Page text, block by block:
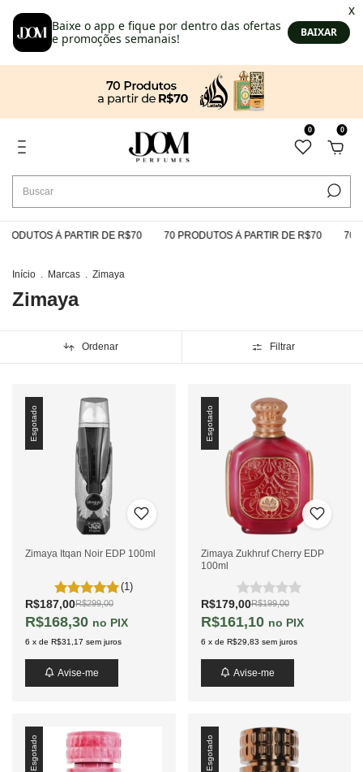
0 0
À PARTIR DE R$70 70 PRODUTOS À PARTIR DE R$70 70
Início Marcas Zimaya
Zimaya
Ordenar Filtrar
Esgotado
Zimaya Itqan Noir EDP 100ml
(1)
R$187,00R$299,00
R$168,30 PIX
6 x de R$31,17 sem juros
Avise-me
Esgotado
Zimaya Zukhruf Cherry EDP
100ml
R$179,00R$199,00
R$161,10 PIX
6 x de R$29,83 sem juros
Avise-me
Esgotado Esgotado